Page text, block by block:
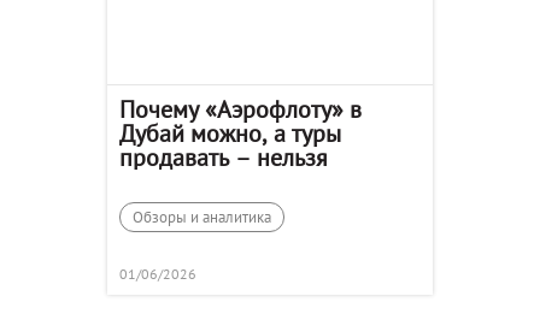
Почему «Аэрофлоту» в
Дубай можно, а туры
продавать – нельзя
Обзоры и аналитика
01/06/2026